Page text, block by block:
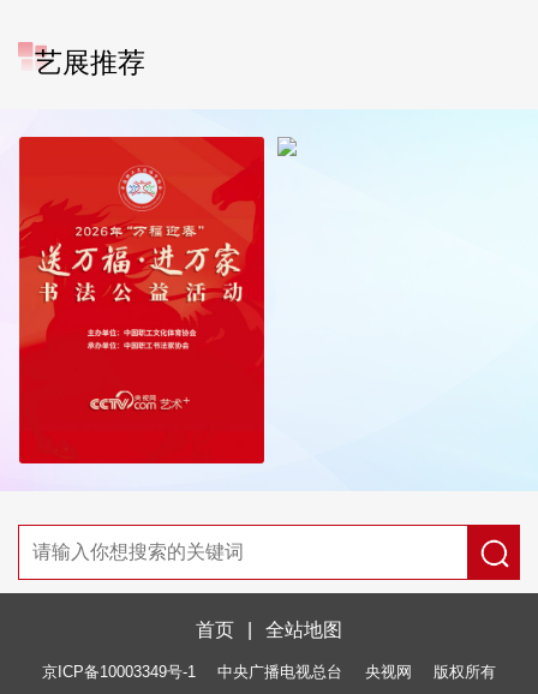
艺展推荐
首页 全站地图
京ICP备10003349号-1 中央广播电视总台 央视网 版权所有